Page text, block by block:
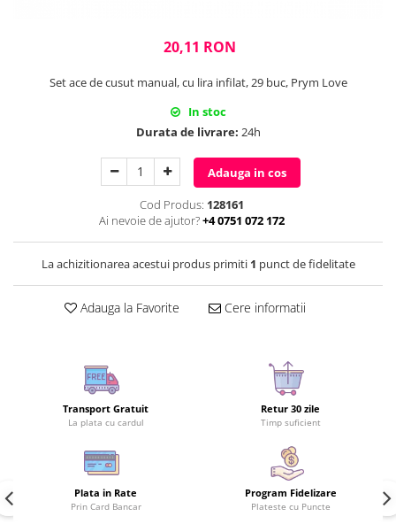
20,11 RON
Set ace de cusut manual, cu lira infilat, 29 buc, Prym Love
In stoc
Durata de livrare: 24h
Adauga in cos
Cod Produs: 128161
Ai nevoie de ajutor?+4 0751 072 172
La achizitionarea acestui produs primiti 1 punct de fidelitate
Adauga la Favorite Cere informatii
Transport Gratuit
La plata cu cardul
Retur 30 zile
Timp suficient
Plata in Rate
Prin Card Bancar
Program Fidelizare
Plateste cu Puncte